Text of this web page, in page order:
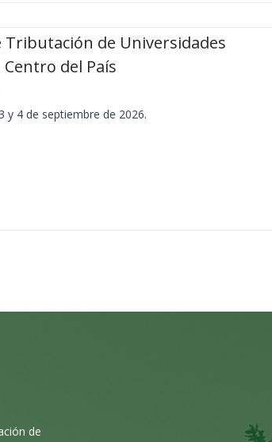
Tributación de Universidades
del País
y 4 de septiembre de 2026.
de